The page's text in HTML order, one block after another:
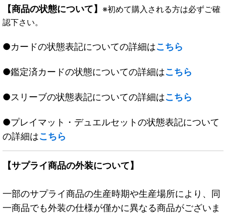
【商品の状態について】 ※初めて購入される方は必ずご確
認下さい。
●カードの状態表記についての詳細はこちら
●鑑定済カードの状態についての詳細はこちら
●スリーブの状態表記についての詳細はこちら
●プレイマット・デュエルセットの状態表記について
の詳細はこちら
【サプライ商品の外装について】
一部のサプライ商品の生産時期や生産場所により、同
一商品でも外装の仕様が僅かに異なる商品がございま